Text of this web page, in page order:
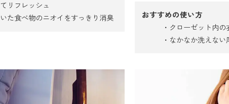
リフレッシュ
た食べ物のニオイをすっきり消臭
おすすめの使い方
クローゼット内の
なかなか洗えな